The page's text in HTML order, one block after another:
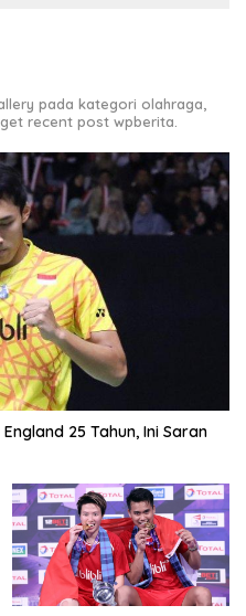
pada kategori olahraga,
recent post wpberita.
25 Tahun, Ini Saran